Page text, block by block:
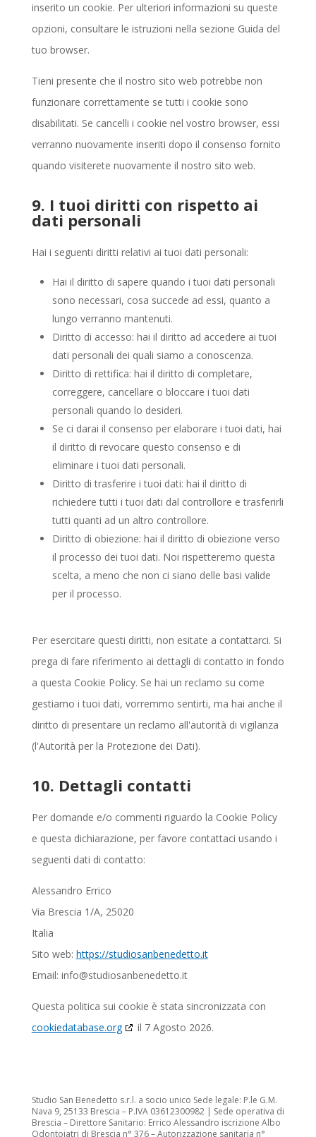
inserito un cookie. Per ulteriori informazioni su queste
opzioni, consultare le istruzioni nella sezione Guida del
tuo browser.
Tieni presente che il nostro sito web potrebbe non
funzionare correttamente se tutti i cookie sono
disabilitati. Se cancelli i cookie nel vostro browser, essi
verranno nuovamente inseriti dopo il consenso fornito
quando visiterete nuovamente il nostro sito web.
9. I tuoi diritti con rispetto ai
dati personali
Hai i seguenti diritti relativi ai tuoi dati personali:
Hai il diritto di sapere quando i tuoi dati personali
sono necessari, cosa succede ad essi, quanto a
lungo verranno mantenuti.
Diritto di accesso: hai il diritto ad accedere ai tuoi
dati personali dei quali siamo a conoscenza.
Diritto di rettifica: hai il diritto di completare,
correggere, cancellare o bloccare i tuoi dati
personali quando lo desideri.
Se ci darai il consenso per elaborare i tuoi dati, hai
il diritto di revocare questo consenso e di
eliminare i tuoi dati personali.
Diritto di trasferire i tuoi dati: hai il diritto di
richiedere tutti i tuoi dati dal controllore e trasferirli
tutti quanti ad un altro controllore.
Diritto di obiezione: hai il diritto di obiezione verso
il processo dei tuoi dati. Noi rispetteremo questa
scelta, a meno che non ci siano delle basi valide
per il processo.
Per esercitare questi diritti, non esitate a contattarci. Si
prega di fare riferimento ai dettagli di contatto in fondo
a questa Cookie Policy. Se hai un reclamo su come
gestiamo i tuoi dati, vorremmo sentirti, ma hai anche il
diritto di presentare un reclamo all'autorità di vigilanza
(l'Autorità per la Protezione dei Dati).
10. Dettagli contatti
Per domande e/o commenti riguardo la Cookie Policy
e questa dichiarazione, per favore contattaci usando i
seguenti dati di contatto:
Alessandro Errico
Via Brescia 1/A, 25020
Italia
Sito web: https://studiosanbenedetto.it
Email: info@studiosanbenedetto.it
Questa politica sui cookie è stata sincronizzata con
cookiedatabase.org
il 7 Agosto 2026.
Studio San Benedetto s.r.l. a socio unico Sede legale: P.le G.M.
Nava 9, 25133 Brescia – P.IVA 03612300982 | Sede operativa di
Brescia – Direttore Sanitario: Errico Alessandro iscrizione Albo
Odontoiatri di Brescia n° 376 – Autorizzazione sanitaria n°